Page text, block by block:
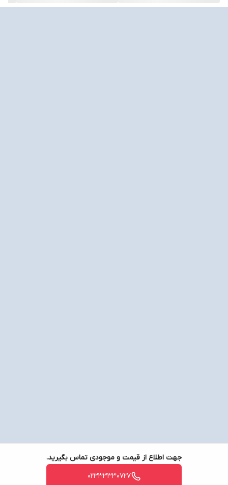
جهت اطلاع از قیمت و موجودی تماس بگیرید.
02333330727